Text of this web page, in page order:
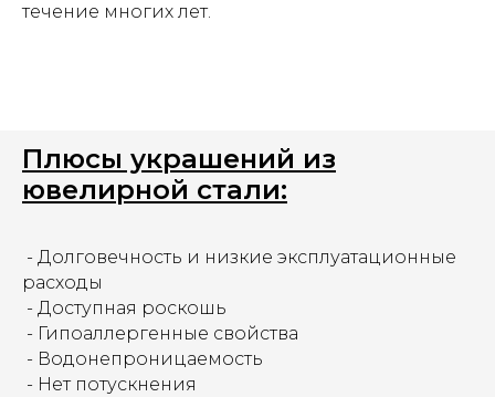
течение многих лет.
Плюсы украшений из
ювелирной стали:
- Долговечность и низкие эксплуатационные
расходы
- Доступная роскошь
- Гипоаллергенные свойства
- Водонепроницаемость
- Нет потускнения